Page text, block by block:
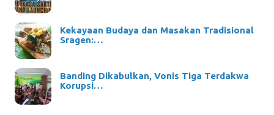
Kekayaan Budaya dan Masakan Tradisional
Sragen:…
Banding Dikabulkan, Vonis Tiga Terdakwa
Korupsi…